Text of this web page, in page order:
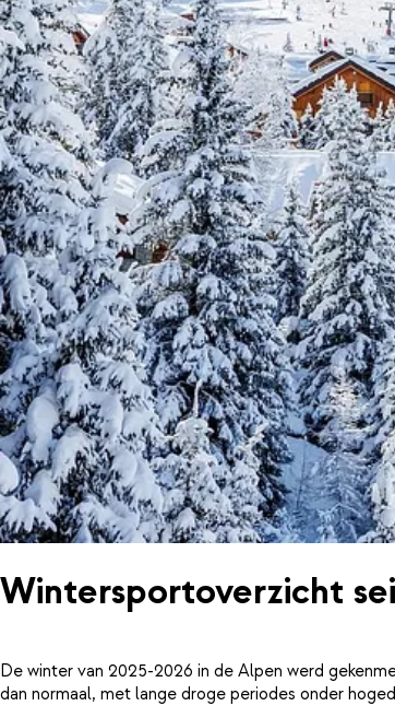
Wintersportoverzicht
De winter van 2025-2026 in de Alpen werd
dan normaal, met lange droge periodes onder